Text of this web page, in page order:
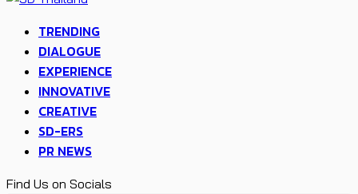
TRENDING
DIALOGUE
EXPERIENCE
INNOVATIVE
CREATIVE
SD-ERS
PR NEWS
Find Us on Socials